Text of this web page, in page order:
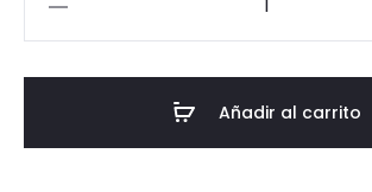
Añadir al carrito